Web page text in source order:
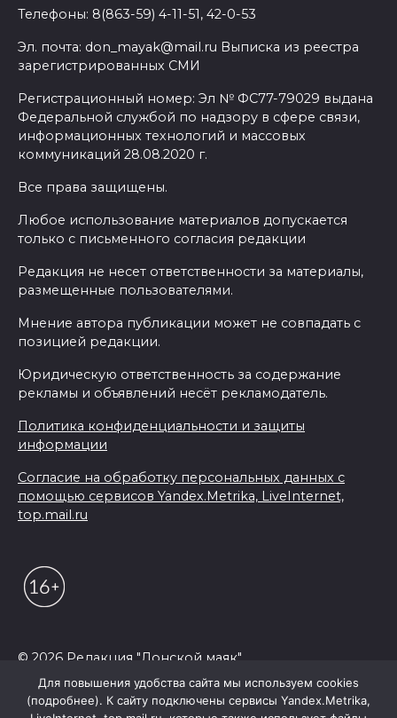
Телефоны: 8(863-59) 4-11-51, 42-0-53
Эл. почта: don_mayak@mail.ru Выписка из реестра
зарегистрированных СМИ
Регистрационный номер: Эл № ФС77-79029 выдана
Федеральной службой по надзору в сфере связи,
информационных технологий и массовых
коммуникаций 28.08.2020 г.
Все права защищены.
Любое использование материалов допускается
только с письменного согласия редакции
Редакция не несет ответственности за материалы,
размещенные пользователями.
Мнение автора публикации может не совпадать с
позицией редакции.
Юридическую ответственность за содержание
рекламы и объявлений несёт рекламодатель.
Политика конфиденциальности и защиты
информации
Согласие на обработку персональных данных с
помощью сервисов Yandex.Metrika, LiveInternet,
top.mail.ru
© 2026 Редакция "Донской маяк"
Для повышения удобства сайта мы используем cookies
(подробнее). К сайту подключены сервисы Yandex.Metrika,